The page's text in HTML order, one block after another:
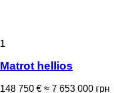
1
Matrot hellios
148 750 € ≈ 7 653 000 грн